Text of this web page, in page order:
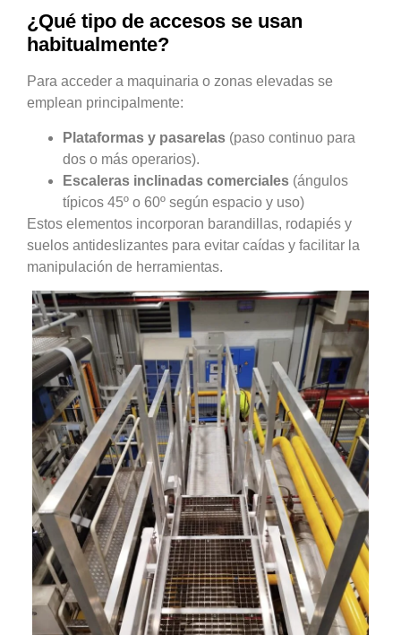
¿Qué tipo de accesos se usan
habitualmente?
Para acceder a maquinaria o zonas elevadas se
emplean principalmente:
Plataformas y pasarelas (paso continuo para
dos o más operarios).
Escaleras inclinadas comerciales (ángulos
típicos 45º o 60º según espacio y uso)
Estos elementos incorporan barandillas, rodapiés y
suelos antideslizantes para evitar caídas y facilitar la
manipulación de herramientas.